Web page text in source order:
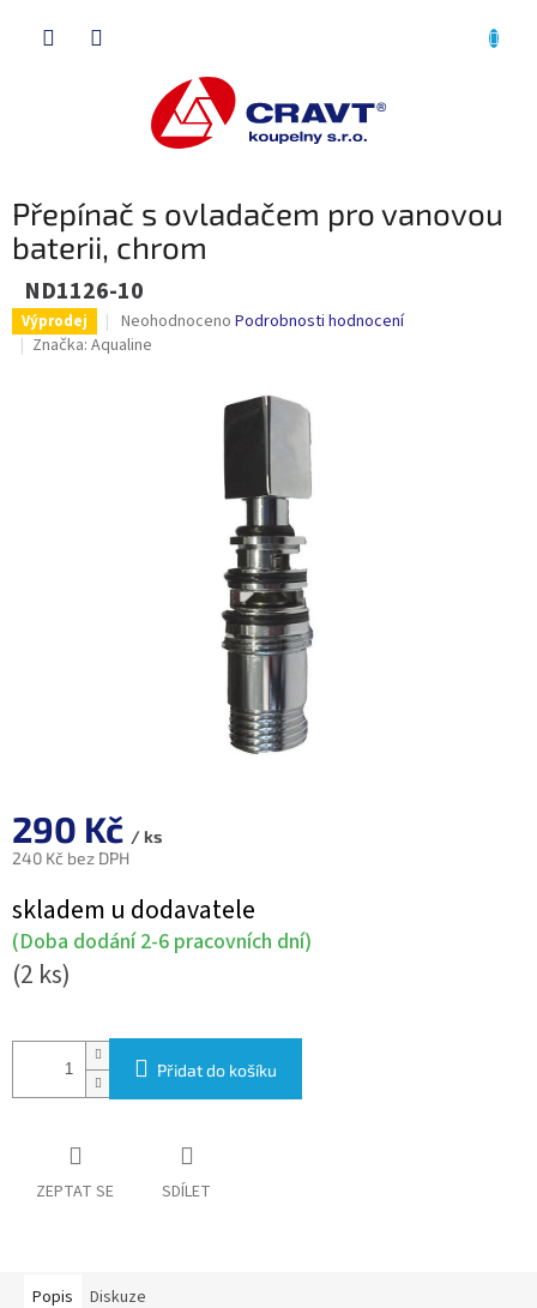
Přepínač s ovladačem pro vanovou
baterii, chrom
ND1126-10
Výprodej
Průměrné
hodnocení
Neohodnoceno Podrobnosti hodnocení
Značka: Aqualine
290 Kč / ks
240 Kč bez DPH
cena:
skladem u dodavatele
(Doba dodání 2-6 pracovních dní)
(2 ks)
Přidat do košíku
ZEPTAT SE SDÍLET
Popis Diskuze